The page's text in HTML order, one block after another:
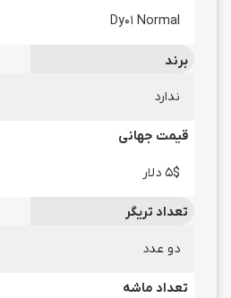
Dy01 Normal
برند
ندارد
قیمت جهانی
5$ دلار
تعداد تریگر
دو عدد
تعداد ماشه